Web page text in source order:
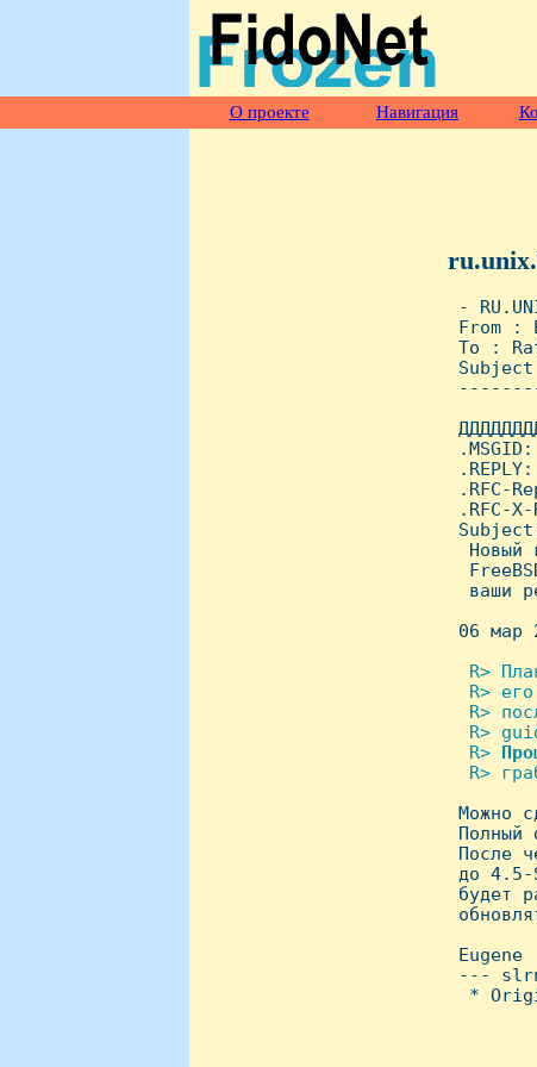
О проекте Навигация
-
From
To :
.RFC-
.RFC-
Hовый
ваши
06 мар
R>
R>
R>
R>
  R>
R>
Можно
Полный
После
до 4.5-
будет
Eugene
---
*